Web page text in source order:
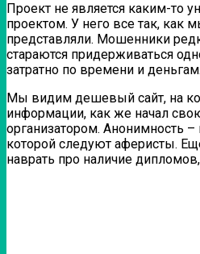
Проект не является каким-то
проектом. У него все так, как
представляли. Мошенники
стараются придерживаться
затратно по времени и деньгам.
Мы видим дешевый сайт, на
информации, как же начал
организатором. Анонимность –
которой следуют аферисты.
наврать про наличие